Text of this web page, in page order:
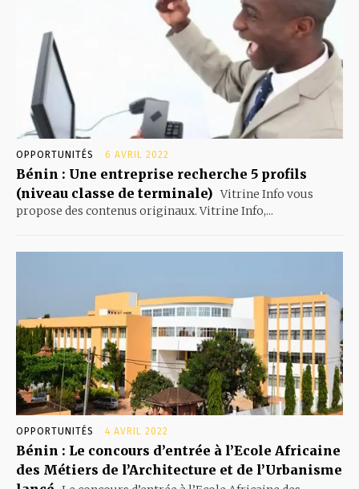
OPPORTUNITÉS 6 AVRIL 2022
Bénin : Une entreprise recherche 5 profils
(niveau classe de terminale) Vitrine Info vous
propose des contenus originaux. Vitrine Info,...
OPPORTUNITÉS 4 AVRIL 2022
Bénin : Le concours d’entrée à l’Ecole Africaine
des Métiers de l’Architecture et de l’Urbanisme